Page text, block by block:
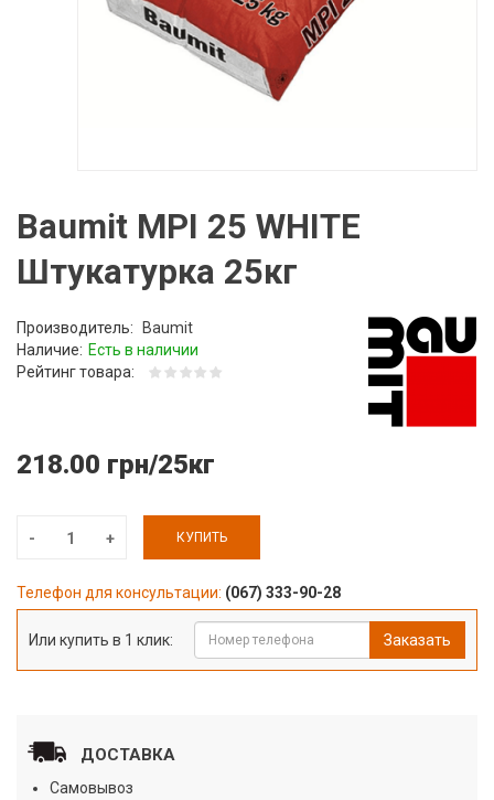
Baumit MPI 25 WHITE
Штукатурка 25кг
Производитель:
Baumit
Наличие: Есть в наличии
Рейтинг товара:
218.00 грн/25кг
КУПИТЬ
Телефон для консультации: (067) 333-90-28
Или купить в 1 клик: Заказать
ДОСТАВКА
Самовывоз